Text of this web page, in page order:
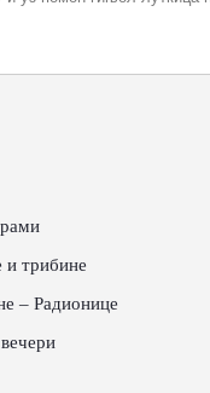
и трибине
– Радионице